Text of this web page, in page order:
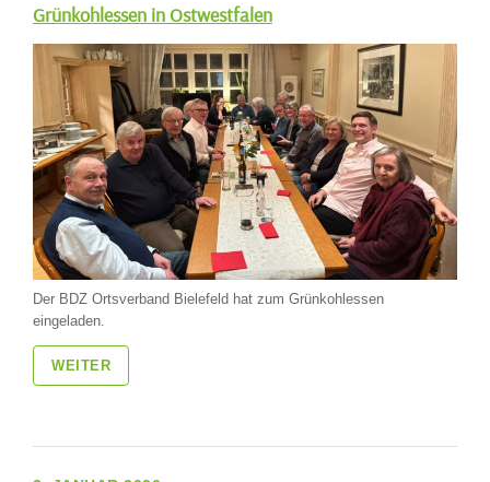
Grünkohlessen in Ostwestfalen
Der BDZ Ortsverband Bielefeld hat zum Grünkohlessen
eingeladen.
WEITER